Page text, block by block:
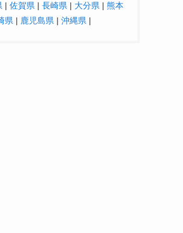
| 佐賀県 | 長崎県 | 大分県 | 熊本
県 | 鹿児島県 | 沖縄県 |